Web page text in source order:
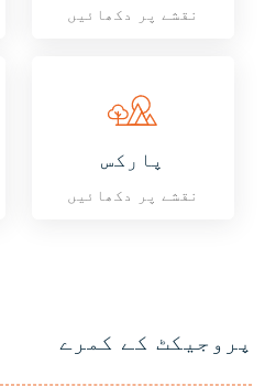
نقشے پر دکھائیں
پارکس
نقشے پر دکھائیں
پروجیکٹ کے کمرے